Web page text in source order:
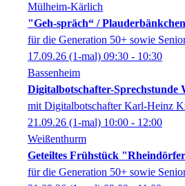
Mülheim-Kärlich
"Geh-spräch“ /
für die Generation 50+ sowie
17.09.26 (1-mal) 09:30 - 10:30
Bassenheim
Digitalbotschafter-Sprechstunde
mit Digitalbotschafter Karl-Heinz
21.09.26 (1-mal) 10:00 - 12:00
Weißenthurm
Geteiltes Frühstück
für die Generation 50+ sowie